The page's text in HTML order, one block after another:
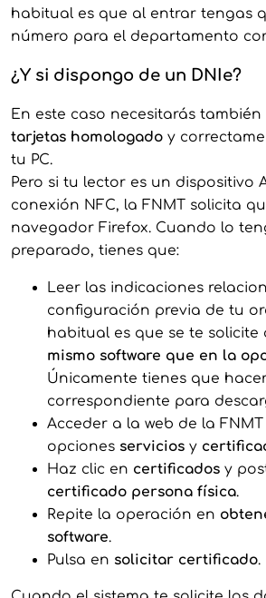
habitual es que al entrar tengas
número para el departamento
¿Y si dispongo de un DNIe?
En este caso necesitarás también
tarjetas homologadoy
tu PC.
Pero si tu lector es un dispositivo
conexión NFC, la FNMT solicita
navegador Firefox. Cuando lo
preparado, tienes que:
Leer las indicaciones
configuración previa de tu
habitual es que se te solicite
mismo software que en la
Únicamente tienes que
correspondiente para
Acceder a la web de la
opciones serviciosy
Haz clic en certificadosy
certificado persona física.
Repite la operación en
software.
Pulsa en solicitar certificado.